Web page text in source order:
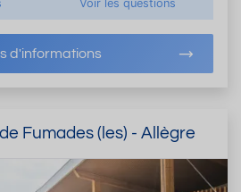
Voir les questions
d'informations
Fumades (les) - Allègre